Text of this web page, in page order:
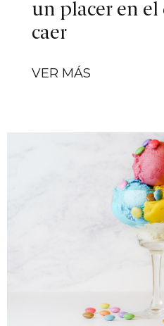
un placer en el
caer
VER MÁS